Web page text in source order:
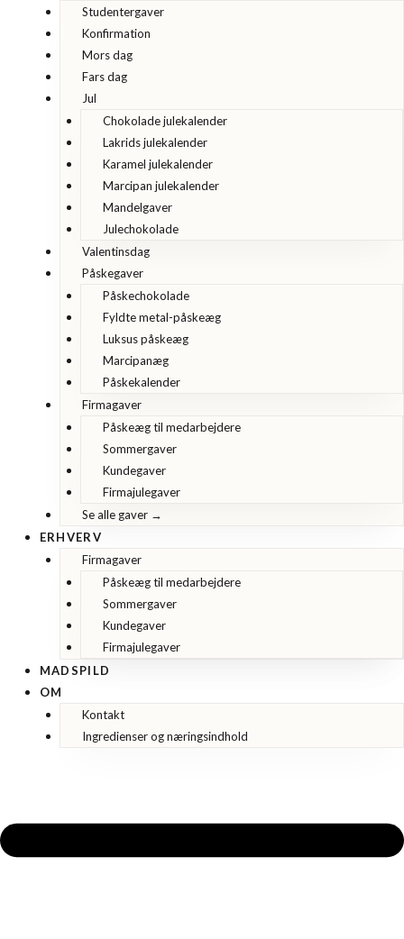
Studentergaver
Konfirmation
Mors dag
Fars dag
Jul
Chokolade julekalender
Lakrids julekalender
Karamel julekalender
Marcipan julekalender
Mandelgaver
Julechokolade
Valentinsdag
Påskegaver
Påskechokolade
Fyldte metal-påskeæg
Luksus påskeæg
Marcipanæg
Påskekalender
Firmagaver
Påskeæg til medarbejdere
Sommergaver
Kundegaver
Firmajulegaver
Se alle gaver →
ERHVERV
Firmagaver
Påskeæg til medarbejdere
Sommergaver
Kundegaver
Firmajulegaver
MADSPILD
OM
Kontakt
Ingredienser og næringsindhold